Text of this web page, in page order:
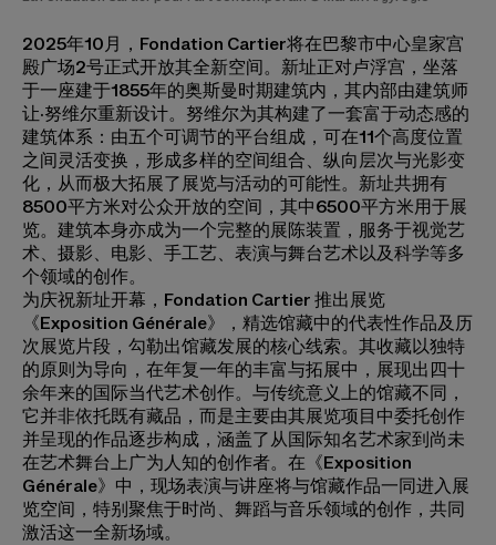
2025年10月，Fondation Cartier将在巴黎市中心皇家宫
殿广场2号正式开放其全新空间。新址正对卢浮宫，坐落
于一座建于1855年的奥斯曼时期建筑内，其内部由建筑师
让·努维尔重新设计。努维尔为其构建了一套富于动态感的
建筑体系：由五个可调节的平台组成，可在11个高度位置
之间灵活变换，形成多样的空间组合、纵向层次与光影变
化，从而极大拓展了展览与活动的可能性。新址共拥有
8500平方米对公众开放的空间，其中6500平方米用于展
览。建筑本身亦成为一个完整的展陈装置，服务于视觉艺
术、摄影、电影、手工艺、表演与舞台艺术以及科学等多
个领域的创作。
为庆祝新址开幕，Fondation Cartier 推出展览
《Exposition Générale》，精选馆藏中的代表性作品及历
次展览片段，勾勒出馆藏发展的核心线索。其收藏以独特
的原则为导向，在年复一年的丰富与拓展中，展现出四十
余年来的国际当代艺术创作。与传统意义上的馆藏不同，
它并非依托既有藏品，而是主要由其展览项目中委托创作
并呈现的作品逐步构成，涵盖了从国际知名艺术家到尚未
在艺术舞台上广为人知的创作者。在《Exposition
Générale》中，现场表演与讲座将与馆藏作品一同进入展
览空间，特别聚焦于时尚、舞蹈与音乐领域的创作，共同
激活这一全新场域。